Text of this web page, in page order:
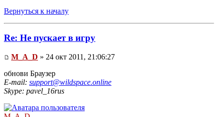
Вернуться к началу
Re: Не пускает в игру
M_A_D » 24 окт 2011, 21:06:27
обнови Браузер
E-mail: support@wildspace.online
Skype: pavel_16rus